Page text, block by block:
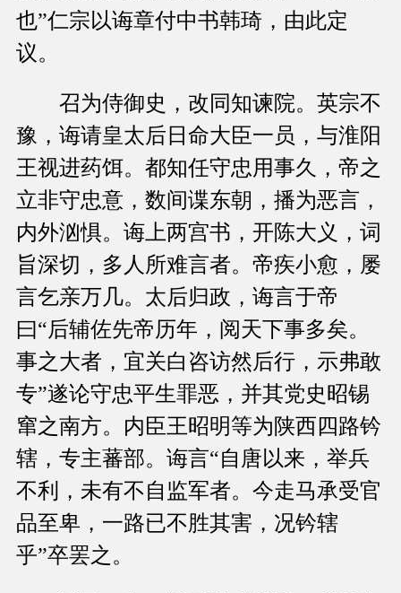
也”仁宗以诲章付中书韩琦，由此定
议。
召为侍御史，改同知谏院。英宗不
豫，诲请皇太后日命大臣一员，与淮阳
王视进药饵。都知任守忠用事久，帝之
立非守忠意，数间谍东朝，播为恶言，
内外汹惧。诲上两宫书，开陈大义，词
旨深切，多人所难言者。帝疾小愈，屡
言乞亲万几。太后归政，诲言于帝
曰“后辅佐先帝历年，阅天下事多矣。
事之大者，宜关白咨访然后行，示弗敢
专”遂论守忠平生罪恶，并其党史昭锡
窜之南方。内臣王昭明等为陕西四路钤
辖，专主蕃部。诲言“自唐以来，举兵
不利，未有不自监军者。今走马承受官
品至卑，一路已不胜其害，况钤辖
乎”卒罢之。